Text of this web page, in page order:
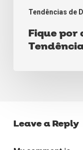
Tendências de
Fique
Leave a Reply